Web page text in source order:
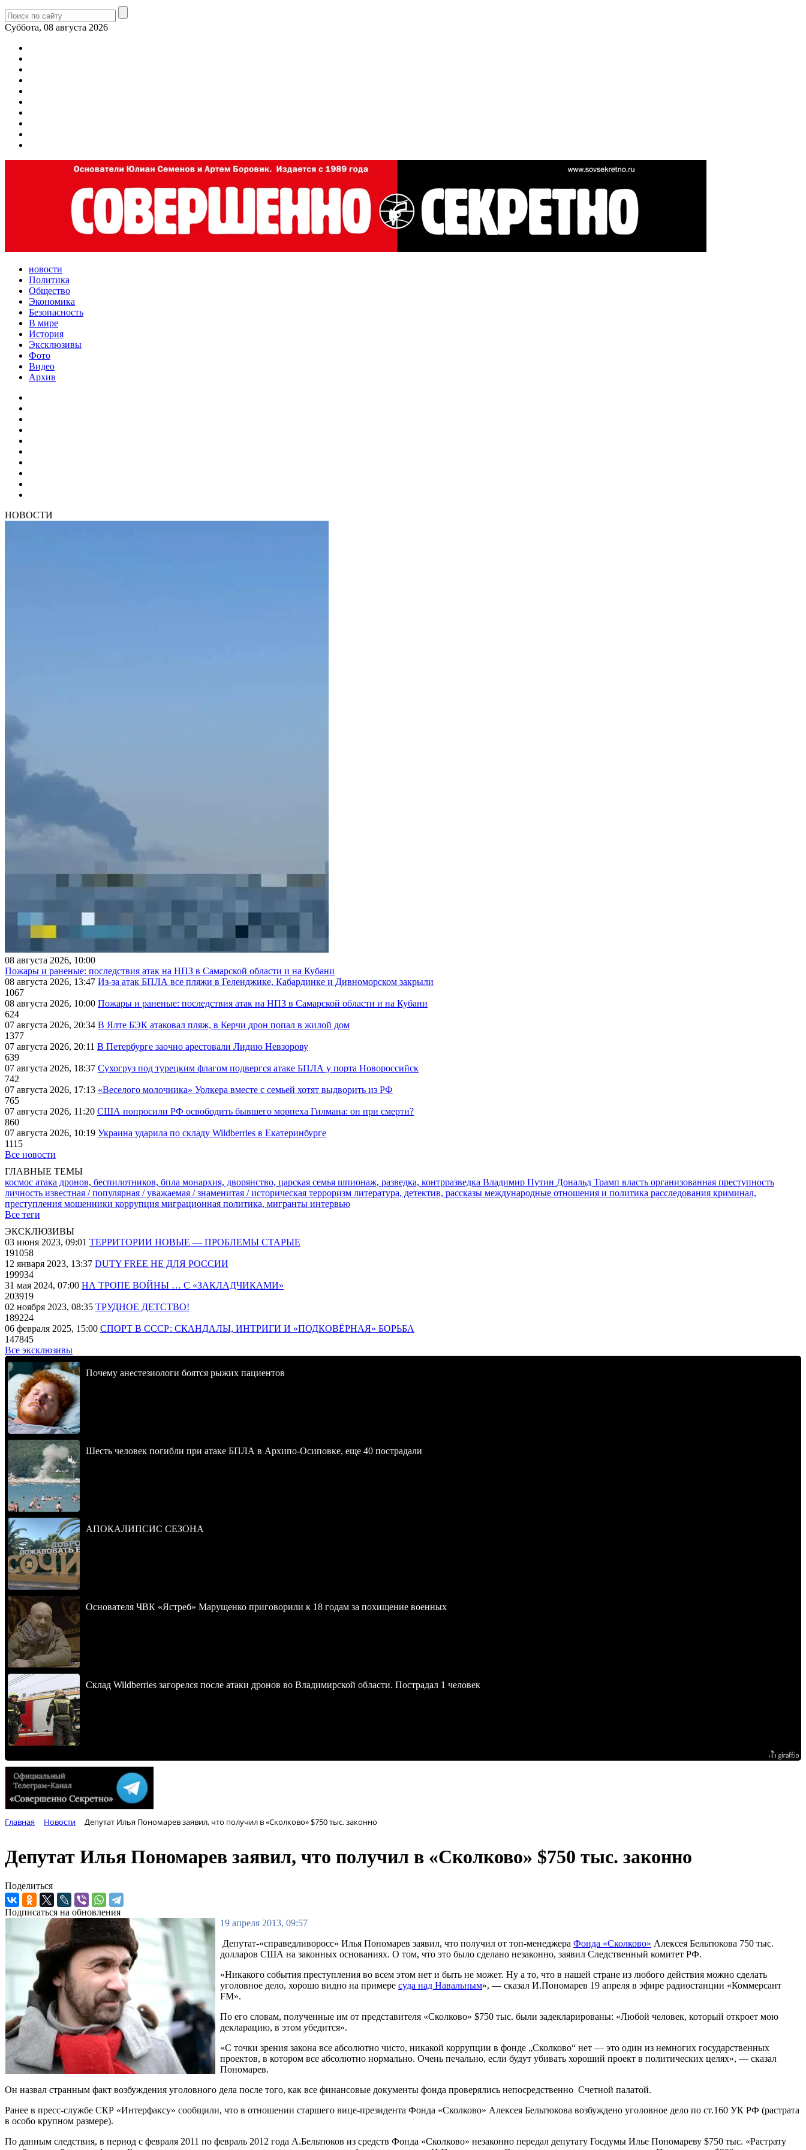
Суббота, 08 августа 2026
новости
Политика
Общество
Экономика
Безопасность
В мире
История
Эксклюзивы
Фото
Видео
Архив
НОВОСТИ
08 августа 2026, 10:00
Пожары и раненые: последствия атак на НПЗ в Самарской области и на Кубани
08 августа 2026, 13:47 Из-за атак БПЛА все пляжи в Геленджике, Кабардинке и Дивноморском закрыли
1067
08 августа 2026, 10:00 Пожары и раненые: последствия атак на НПЗ в Самарской области и на Кубани
624
07 августа 2026, 20:34 В Ялте БЭК атаковал пляж, в Керчи дрон попал в жилой дом
1377
07 августа 2026, 20:11 В Петербурге заочно арестовали Лидию Невзорову
639
07 августа 2026, 18:37 Сухогруз под турецким флагом подвергся атаке БПЛА у порта Новороссийск
742
07 августа 2026, 17:13 «Веселого молочника» Уолкера вместе с семьей хотят выдворить из РФ
765
07 августа 2026, 11:20 США попросили РФ освободить бывшего морпеха Гилмана: он при смерти?
860
07 августа 2026, 10:19 Украина ударила по складу Wildberries в Екатеринбурге
1115
Все новости
ГЛАВНЫЕ ТЕМЫ
космос атака дронов, беспилотников, бпла монархия, дворянство, царская семья шпионаж, разведка, контрразведка Владимир Путин Дональд Трамп власть организованная преступность
личность известная / популярная / уважаемая / знаменитая / историческая терроризм литература, детектив, рассказы международные отношения и политика расследования криминал,
преступления мошенники коррупция миграционная политика, мигранты интервью
Все теги
ЭКСКЛЮЗИВЫ
03 июня 2023, 09:01 ТЕРРИТОРИИ НОВЫЕ — ПРОБЛЕМЫ СТАРЫЕ
191058
12 января 2023, 13:37 DUTY FREE НЕ ДЛЯ РОССИИ
199934
31 мая 2024, 07:00 НА ТРОПЕ ВОЙНЫ … С «ЗАКЛАДЧИКАМИ»
203919
02 ноября 2023, 08:35 ТРУДНОЕ ДЕТСТВО!
189224
06 февраля 2025, 15:00 СПОРТ В СССР: СКАНДАЛЫ, ИНТРИГИ И «ПОДКОВЁРНАЯ» БОРЬБА
147845
Все эксклюзивы
Почему анестезиологи боятся рыжих пациентов
Шесть человек погибли при атаке БПЛА в Архипо-Осиповке, еще 40 пострадали
АПОКАЛИПСИС СЕЗОНА
Основателя ЧВК «Ястреб» Марущенко приговорили к 18 годам за похищение военных
Склад Wildberries загорелся после атаки дронов во Владимирской области. Пострадал 1 человек
Главная Новости Депутат Илья Пономарев заявил, что получил в «Сколково» $750 тыс. законно
Депутат Илья Пономарев заявил, что получил в «Сколково» $750 тыс. законно
Поделиться
Подписаться на обновления
19 апреля 2013, 09:57
Депутат-«справедливоросс» Илья Пономарев заявил, что получил от топ-менеджера Фонда «Сколково» Алексея Бельтюкова 750 тыс.
долларов США на законных основаниях. О том, что это было сделано незаконно, заявил Следственный комитет РФ.
«Никакого события преступления во всем этом нет и быть не может. Ну а то, что в нашей стране из любого действия можно сделать
уголовное дело, хорошо видно на примере суда над Навальным», — сказал И.Пономарев 19 апреля в эфире радиостанции «Коммерсант
FM».
По его словам, полученные им от представителя «Сколково» $750 тыс. были задекларированы: «Любой человек, который откроет мою
декларацию, в этом убедится».
«С точки зрения закона все абсолютно чисто, никакой коррупции в фонде „Сколково“ нет — это один из немногих государственных
проектов, в котором все абсолютно нормально. Очень печально, если будут убивать хороший проект в политических целях», — сказал
Пономарев.
Он назвал странным факт возбуждения уголовного дела после того, как все финансовые документы фонда проверялись непосредственно Счетной палатой.
Ранее в пресс-службе СКР «Интерфаксу» сообщили, что в отношении старшего вице-президента Фонда «Сколково» Алексея Бельтюкова возбуждено уголовное дело по ст.160 УК РФ (растрата
в особо крупном размере).
По данным следствия, в период с февраля 2011 по февраль 2012 года А.Бельтюков из средств Фонда «Сколково» незаконно передал депутату Госдумы Илье Пономареву $750 тыс. «Растрату